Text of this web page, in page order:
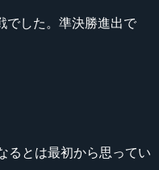
した。準決勝進出で
るとは最初から思ってい